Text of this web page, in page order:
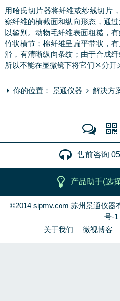
用哈氏切片器将纤维或纱线切片
察纤维的横截面和纵向形态，通
以鉴别。动物毛纤维表面粗糙，
竹状横节；棉纤维呈扁平带状，
滑，有清晰纵向条纹；由于合成
所以不能在显微镜下将它们区分开
你的位置： 景通仪器 解决方
售前咨询
产品助手(选
©2014 sipmv.com 苏州景通仪器
号-1
关于我们
微视博客